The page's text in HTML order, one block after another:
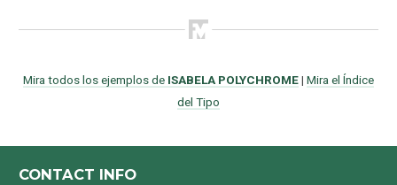
Mira todos los ejemplos de ISABELA POLYCHROME| Mira el Índice
del Tipo
CONTACT INFO